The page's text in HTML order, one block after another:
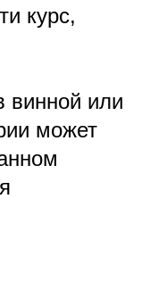
курс,
винной или
может